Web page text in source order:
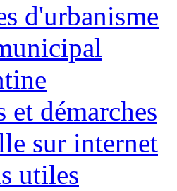
d'urbanisme
et démarches
sur internet
utiles